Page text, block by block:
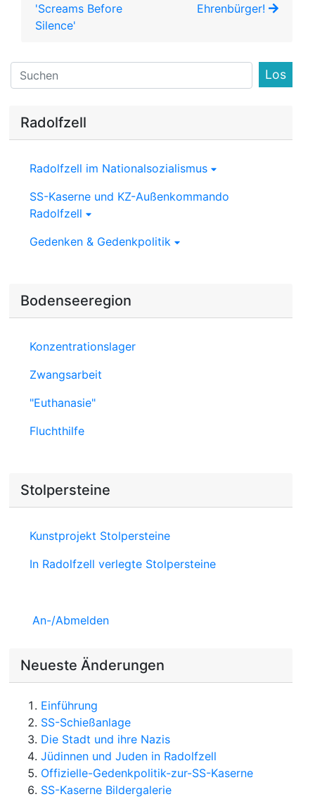
'Screams Before
Silence'
Ehrenbürger!
Find
Radolfzell
Radolfzell im Nationalsozialismus
SS-Kaserne und KZ-Außenkommando
Radolfzell
Gedenken & Gedenkpolitik
Bodenseeregion
Konzentrationslager
Zwangsarbeit
"Euthanasie"
Fluchthilfe
Stolpersteine
Kunstprojekt Stolpersteine
In Radolfzell verlegte Stolpersteine
An-/Abmelden
Neueste Änderungen
Einführung
SS-Schießanlage
Die Stadt und ihre Nazis
Jüdinnen und Juden in Radolfzell
Offizielle-Gedenkpolitik-zur-SS-Kaserne
SS-Kaserne Bildergalerie